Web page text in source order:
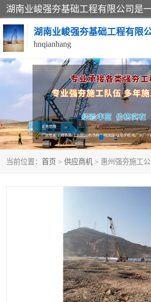
湖南业峻强夯基础工程有限
hnqianhang
当前位置： 首页 > 供应商机 > 惠州强夯施工
强夯施工案例 强夯
强夯施工工程 强夯施
强夯队伍